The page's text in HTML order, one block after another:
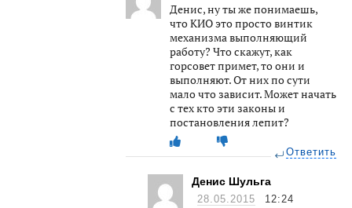
Денис, ну ты же понимаешь,
что КИО это просто винтик
механизма выполняющий
работу? Что скажут, как
горсовет примет, то они и
выполняют. От них по сути
мало что зависит. Может начать
с тех кто эти законы и
постановления лепит?
Ответить
Денис Шульга
28.05.2015 12:24